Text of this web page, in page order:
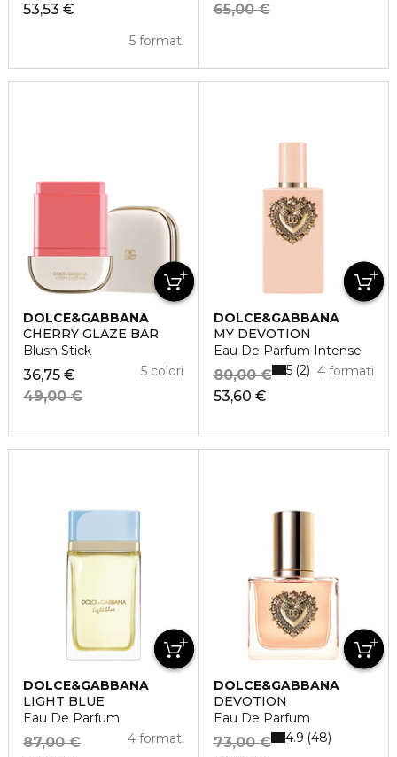
53,53 €
5 formati
65,00 €
DOLCE&GABBANA
CHERRY GLAZE BAR
Blush Stick
36,75 €
49,00 €
5 colori
DOLCE&GABBANA
MY DEVOTION
Eau De Parfum Intense
53,60 €
80,00 € 4 formati
5 2
DOLCE&GABBANA
LIGHT BLUE
Eau De Parfum
87,00 € 4 formati
DOLCE&GABBANA
DEVOTION
Eau De Parfum
73,00 € 4.9 48